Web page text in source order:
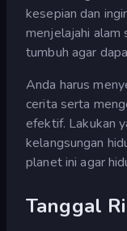
kesepian dan
menjelajahi alam
tumbuh agar
Anda harus
cerita serta
efektif. Lakukan
kelangsungan
planet ini agar
Tanggal